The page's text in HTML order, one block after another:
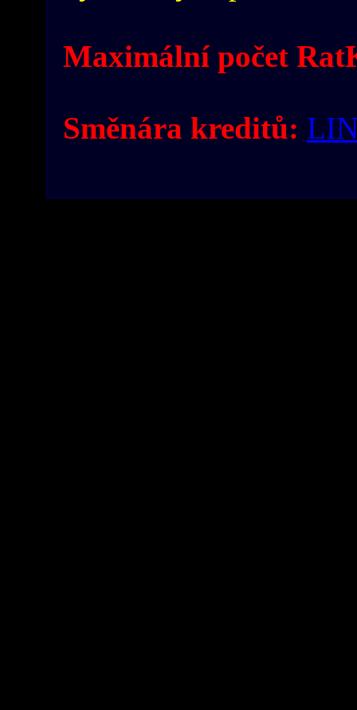
Maximální počet
Směnára kreditů: